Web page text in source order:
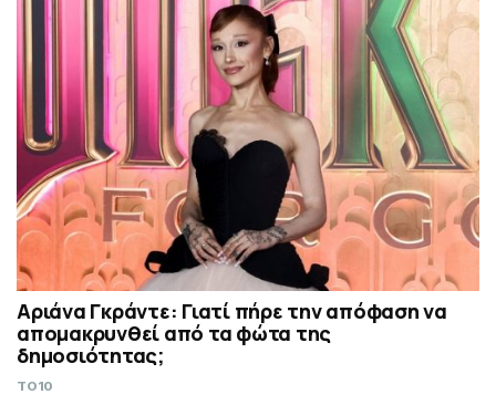
Αριάνα Γκράντε: Γιατί πήρε την απόφαση να
απομακρυνθεί από τα φώτα της
δημοσιότητας;
TO10